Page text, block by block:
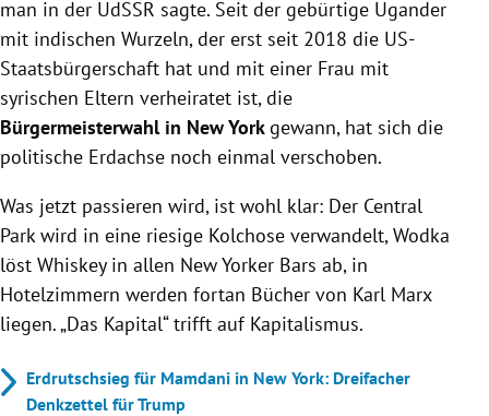
man in der UdSSR sagte. Seit der gebürtige Ugander
mit indischen Wurzeln, der erst seit 2018 die US-
Staatsbürgerschaft hat und mit einer Frau mit
syrischen Eltern verheiratet ist, die
Bürgermeisterwahl in New Yorkgewann, hat sich die
politische Erdachse noch einmal verschoben.
Was jetzt passieren wird, ist wohl klar: Der Central
Park wird in eine riesige Kolchose verwandelt, Wodka
löst Whiskey in allen New Yorker Bars ab, in
Hotelzimmern werden fortan Bücher von Karl Marx
liegen. „Das Kapital“ trifft auf Kapitalismus.
Erdrutschsieg für Mamdani in New York: Dreifacher
Denkzettel für Trump